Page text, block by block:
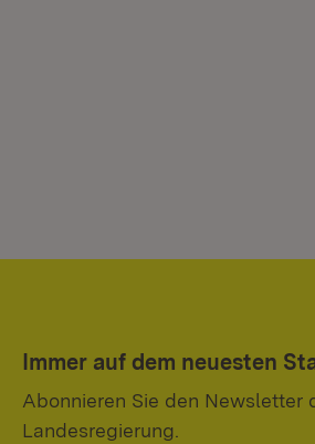
Immer auf dem neuesten
Abonnieren Sie den Newsletter
Landesregierung.